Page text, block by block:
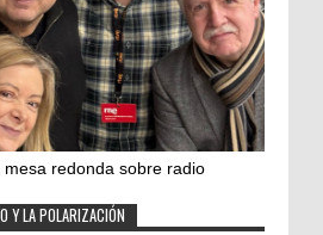
redonda sobre radio
Y LA POLARIZACIÓN